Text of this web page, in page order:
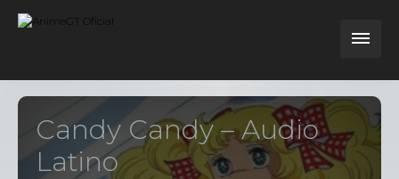
Candy Candy – Audio
Latino